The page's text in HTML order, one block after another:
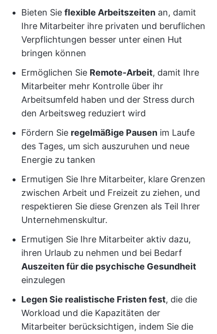
Bieten Sie flexible Arbeitszeiten an, damit
Ihre Mitarbeiter ihre privaten und beruflichen
Verpflichtungen besser unter einen Hut
bringen können
Ermöglichen Sie Remote-Arbeit, damit Ihre
Mitarbeiter mehr Kontrolle über ihr
Arbeitsumfeld haben und der Stress durch
den Arbeitsweg reduziert wird
Fördern Sie regelmäßige Pausen im Laufe
des Tages, um sich auszuruhen und neue
Energie zu tanken
Ermutigen Sie Ihre Mitarbeiter, klare Grenzen
zwischen Arbeit und Freizeit zu ziehen, und
respektieren Sie diese Grenzen als Teil Ihrer
Unternehmenskultur.
Ermutigen Sie Ihre Mitarbeiter aktiv dazu,
ihren Urlaub zu nehmen und bei Bedarf
Auszeiten für die psychische Gesundheit
einzulegen
Legen Sie realistische Fristen fest, die die
Workload und die Kapazitäten der
Mitarbeiter berücksichtigen, indem Sie die